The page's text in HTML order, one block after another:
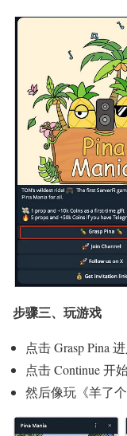
步骤三、玩游戏
点击 Grasp Pina
点击 Continue 开
然后像玩《羊了